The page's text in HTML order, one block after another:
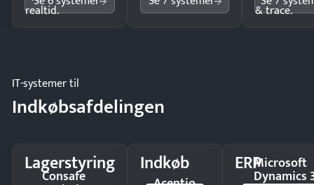
realtid.
& trace.
IT-systemer til
Indkøbsafdelingen
Lagerstyring
Consafe Indkøb ERPMicrosoft
Dynamics